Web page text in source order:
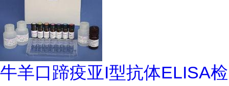
牛羊口蹄疫亚I型抗体ELISA检